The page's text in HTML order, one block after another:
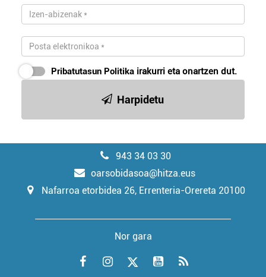
Pribatutasun Politika irakurri eta onartzen dut.
Harpidetu
943 34 03 30
oarsobidasoa@hitza.eus
Nafarroa etorbidea 26, Errenteria-Orereta 20100
Nor gara